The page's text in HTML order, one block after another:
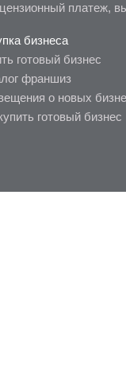
платеж,
бизнеса
готовый бизнес
франшиз
о новых
готовый бизнес